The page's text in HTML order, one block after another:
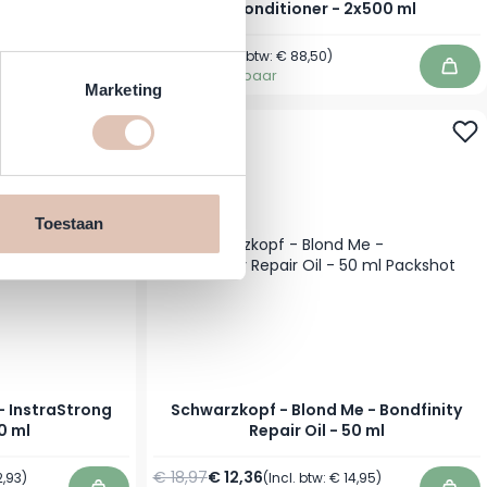
Marketing
Toestaan
)
& Conditioner - 2x500 ml
€ 73,14(Incl. btw: € 88,50)
Direct leverbaar In
InstraStrong
ml
)
Schwarzkopf - Blond Me - Bondfinity
Repair Oil - 50 ml
Speciale prijs
€ 12,36
Normale prijs
€ 18,97 (Incl. btw: € 14,95)